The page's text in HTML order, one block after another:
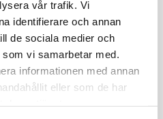
vår trafik. Vi
identifierare och annan
de sociala medier och
vi samarbetar med.
informationen med annan
eller som de har
75L
i naturellt material. Tankarna
m fl för hantering av färsk- och
och kan montera